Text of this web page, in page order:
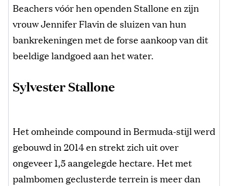
Beachers vóór hen openden Stallone en zijn
vrouw Jennifer Flavin de sluizen van hun
bankrekeningen met de forse aankoop van dit
beeldige landgoed aan het water.
Sylvester Stallone
Het omheinde compound in Bermuda-stijl werd
gebouwd in 2014 en strekt zich uit over
ongeveer 1,5 aangelegde hectare. Het met
palmbomen geclusterde terrein is meer dan